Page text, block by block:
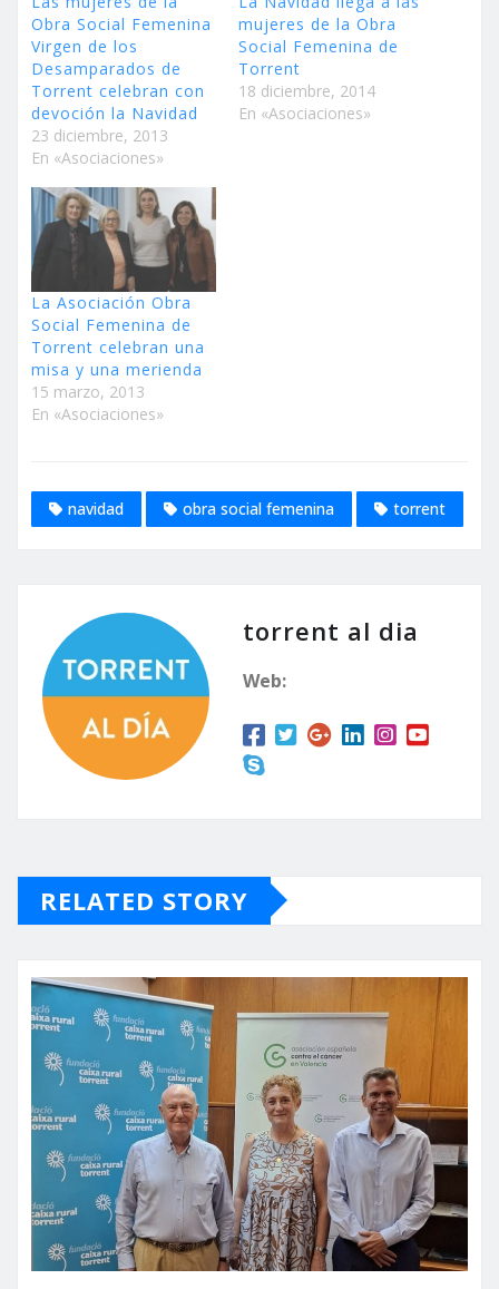
Obra Social Femenina
Virgen de los
Desamparados de
Torrent celebran con
devoción la Navidad
23 diciembre, 2013
En «Asociaciones»
mujeres de la Obra
Social Femenina de
Torrent
18 diciembre, 2014
En «Asociaciones»
La Asociación Obra
Social Femenina de
Torrent celebran una
misa y una merienda
15 marzo, 2013
En «Asociaciones»
navidad obra social femenina torrent
torrent al dia
Web:
RELATED STORY